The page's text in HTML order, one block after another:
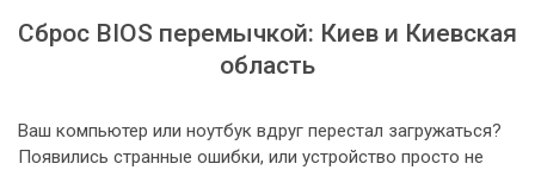
Сброс BIOS перемычкой: Киев и Киевская
область
Ваш компьютер или ноутбук вдруг перестал загружаться?
Появились странные ошибки, или устройство просто не